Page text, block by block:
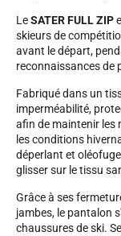
LeSATER FULL ZIP
skieurs de
avant le départ,
reconnaissances de
Fabriqué dans un
imperméabilité,
afin de maintenir les
les conditions
déperlant et
glisser sur le tissu
Grâce à ses
jambes, le pantalon
chaussures de ski.